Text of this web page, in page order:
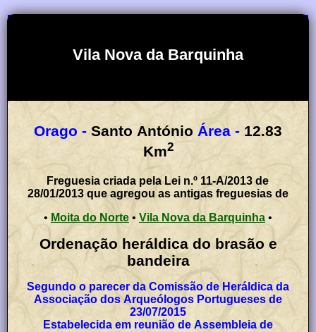
Vila Nova da Barquinha
Orago - Santo António Área - 12.83
Km2
Freguesia criada pela Lei n.º 11-A/2013 de
28/01/2013 que agregou as antigas freguesias de
•
Moita do Norte • Vila Nova da Barquinha •
Ordenação heráldica do brasão e
bandeira
Segundo o parecer da Comissão de Heráldica da
Associação dos Arqueólogos Portugueses de
23/07/2015
Estabelecida em reunião de Assembleia de